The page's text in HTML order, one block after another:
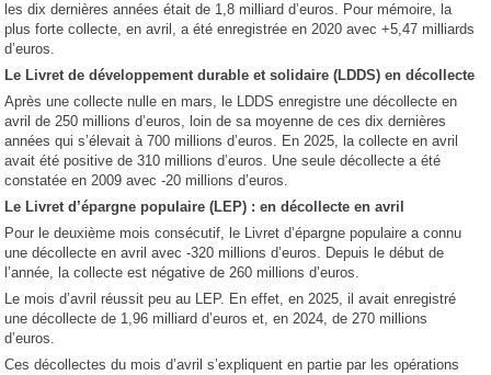
les dix dernières années était de 1,8 milliard d’euros. Pour mémoire, la
plus forte collecte, en avril, a été enregistrée en 2020 avec +5,47 milliards
d’euros.
Le Livret de développement durable et solidaire (LDDS) en décollecte
Après une collecte nulle en mars, le LDDS enregistre une décollecte en
avril de 250 millions d’euros, loin de sa moyenne de ces dix dernières
années qui s’élevait à 700 millions d’euros. En 2025, la collecte en avril
avait été positive de 310 millions d’euros. Une seule décollecte a été
constatée en 2009 avec -20 millions d’euros.
Le Livret d’épargne populaire (LEP) : en décollecte en avril
Pour le deuxième mois consécutif, le Livret d’épargne populaire a connu
une décollecte en avril avec -320 millions d’euros. Depuis le début de
l’année, la collecte est négative de 260 millions d’euros.
Le mois d’avril réussit peu au LEP. En effet, en 2025, il avait enregistré
une décollecte de 1,96 milliard d’euros et, en 2024, de 270 millions
d’euros.
Ces décollectes du mois d’avril s’expliquent en partie par les opérations